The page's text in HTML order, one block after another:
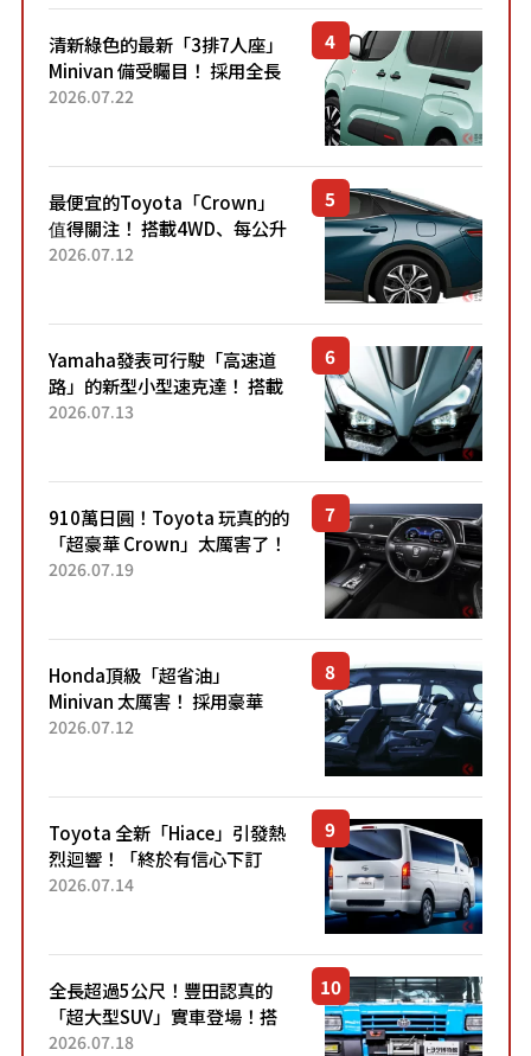
清新綠色的最新「3排7人座」
Minivan 備受矚目！ 採用全長
4.7公尺剛剛好的車身尺寸與
2026.07.22
最便宜的Toyota「Crown」
值得關注！ 搭載4WD、每公升
22.4公里低油耗表現超亮眼！
2026.07.12
Yamaha發表可行駛「高速道
路」的新型小型速克達！ 搭載
能享受超強勁「渦輪感」的動
2026.07.13
910萬日圓！Toyota 玩真的的
「超豪華 Crown」太厲害了！
採用由「匠人技藝」打造的
2026.07.19
Honda頂級「超省油」
Minivan 太厲害！ 採用豪華
「真皮座椅」與專屬「黑色內
「三...
2026.07.12
Toyota 全新「Hiace」引發熱
烈迴響！「終於有信心下訂
了！」「哪個等級交車最
車？...
2026.07.14
全長超過5公尺！豐田認真的
「超大型SUV」實車登場！搭
載後輪也會轉向的「四輪轉
2026.07.18